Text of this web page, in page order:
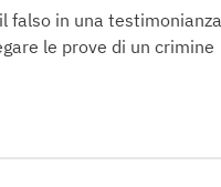
falso in una
le prove di un crimine